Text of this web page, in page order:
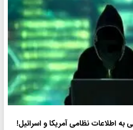
اطلاعات نظامی آمریکا و اسرائیل!